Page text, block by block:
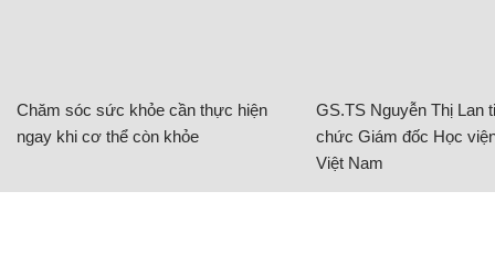
Chăm sóc sức khỏe cần thực hiện
ngay khi cơ thể còn khỏe
GS.TS Nguyễn Thị Lan
chức Giám đốc Học
Việt Nam